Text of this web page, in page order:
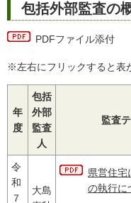
包括外部監査の
PDFファイル添付
※左右にフリックすると表
年
度
包括
外部
監査
人
監査
令
和
７
大島
県営住宅
の執行に